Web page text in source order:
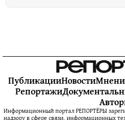
ПубликацииНовости
Репортажи
Информационный портал РЕПОРТЁРЫ
надзору в сфере связи, информационных